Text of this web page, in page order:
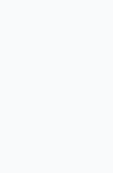
3 vagas na garagem,